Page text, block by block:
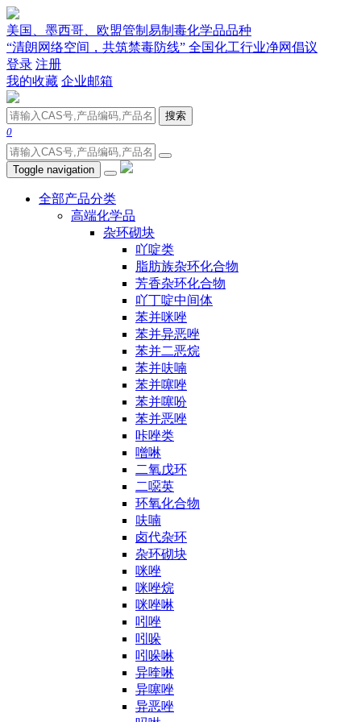
美国、墨西哥、欧盟管制易制毒化学品品种
“清朗网络空间，共筑禁毒防线” 全国化工行业净网倡议
登录 注册
我的收藏 企业邮箱
搜索
0
Toggle navigation
全部产品分类
高端化学品
杂环砌块
吖啶类
脂肪族杂环化合物
芳香杂环化合物
吖丁啶中间体
苯并咪唑
苯并异恶唑
苯并二恶烷
苯并呋喃
苯并噻唑
苯并噻吩
苯并恶唑
咔唑类
噌啉
二氧戊环
二噁英
环氧化合物
呋喃
卤代杂环
杂环砌块
咪唑
咪唑烷
咪唑啉
吲唑
吲哚
吲哚啉
异喹啉
异噻唑
异恶唑